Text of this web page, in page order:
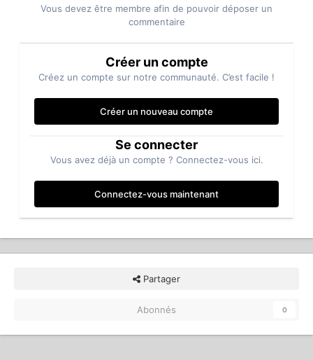
Vous devez être membre afin de pouvoir déposer un
commentaire
Créer un compte
Créez un compte sur notre communauté. C’est facile !
Créer un nouveau compte
Se connecter
Vous avez déjà un compte ? Connectez-vous ici.
Connectez-vous maintenant
Partager
Abonnés 0